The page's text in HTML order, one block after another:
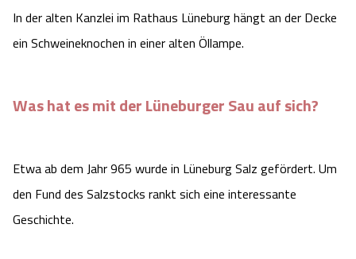
Camping
Urlaub mit Hund
Anreise
Reiten
Regionale Küche
HeideSpezialitäten
Wildpark Lüneburger Heide
Otter Zentrum
Wildpark Müden
Snow World Bispingen
Veranstaltungen
Unterkünfte Celle
Veranstaltungen & Führungen Celle
In der alten Kanzlei im Rathaus Lüneburg hängt an der Decke
ein Schweineknochen in einer alten Öllampe.
Was hat es mit der Lüneburger Sau auf sich?
Etwa ab dem Jahr 965 wurde in Lüneburg Salz gefördert. Um
den Fund des Salzstocks rankt sich eine interessante
Geschichte.